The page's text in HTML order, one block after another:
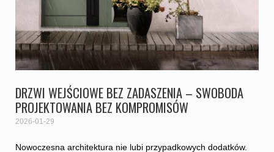
DRZWI WEJŚCIOWE BEZ ZADASZENIA – SWOBODA
PROJEKTOWANIA BEZ KOMPROMISÓW
2026-01-29
Nowoczesna architektura nie lubi przypadkowych dodatków.